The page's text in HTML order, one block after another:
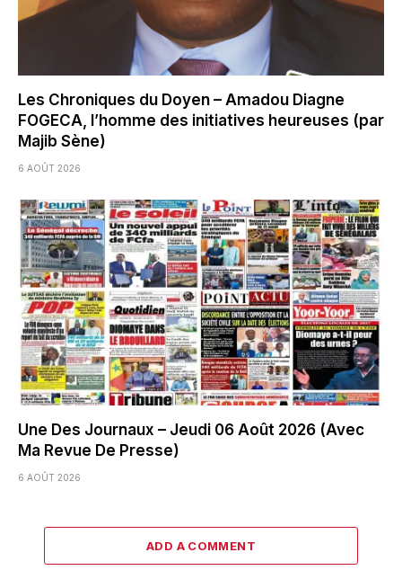
Les Chroniques du Doyen – Amadou Diagne
FOGECA, l’homme des initiatives heureuses (par
Majib Sène)
6 AOÛT 2026
Une Des Journaux – Jeudi 06 Août 2026 (Avec
Ma Revue De Presse)
6 AOÛT 2026
ADD A COMMENT